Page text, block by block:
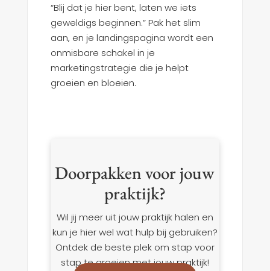
“Blij dat je hier bent, laten we iets
geweldigs beginnen.” Pak het slim
aan, en je landingspagina wordt een
onmisbare schakel in je
marketingstrategie die je helpt
groeien en bloeien.
Doorpakken voor jouw
praktijk?
Wil jij meer uit jouw praktijk halen en
kun je hier wel wat hulp bij gebruiken?
Ontdek de beste plek om stap voor
stap te groeien met jouw praktijk!